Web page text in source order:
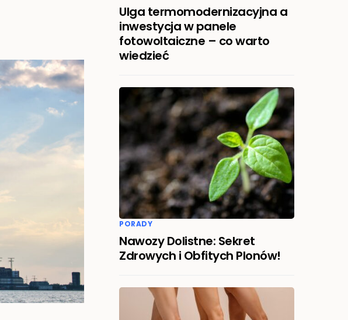
Ulga termomodernizacyjna a
inwestycja w panele
fotowoltaiczne – co warto
wiedzieć
PORADY
Nawozy Dolistne: Sekret
Zdrowych i Obfitych Plonów!